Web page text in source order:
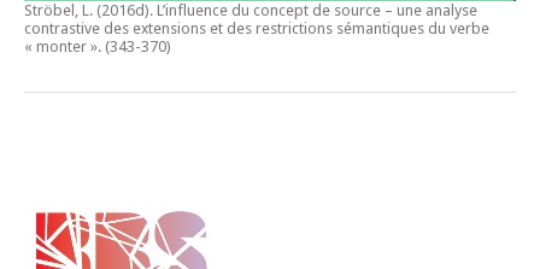
Ströbel, L. (2016d). L’influence du concept de source – une analyse
contrastive des extensions et des restrictions sémantiques du verbe
« monter ». (343-370)